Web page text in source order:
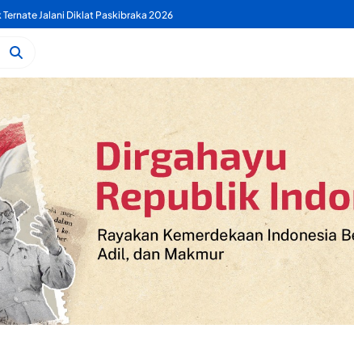
Jalani Diklat Paskibraka 2026